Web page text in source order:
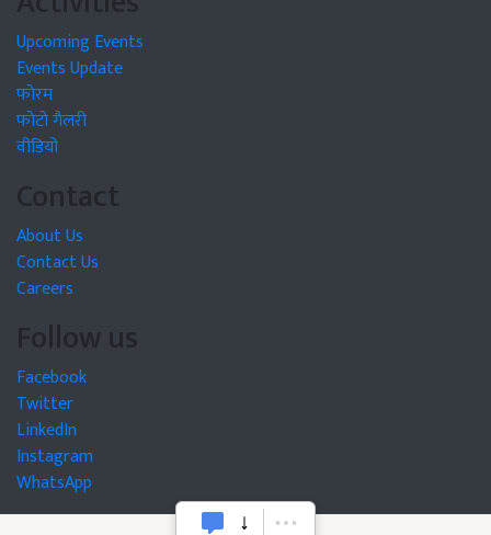
Upcoming Events
Events Update
फोरम
फोटो गैलरी
वीडियो
Contact
About Us
Contact Us
Careers
Follow us
Facebook
Twitter
LinkedIn
Instagram
WhatsApp